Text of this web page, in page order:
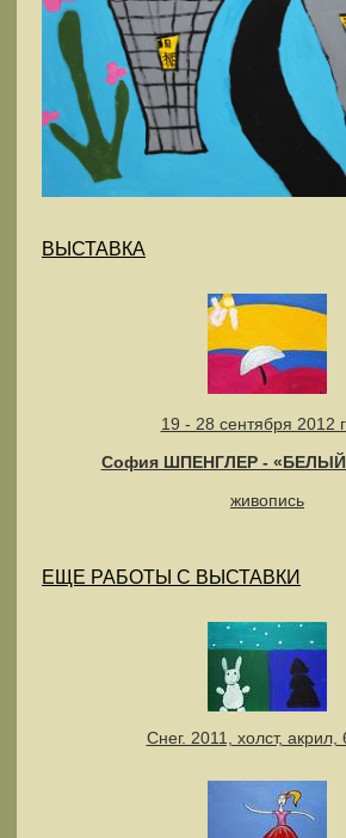
ВЫСТАВКА
19 - 28 сентября 2012
София ШПЕНГЛЕР -
живопись
ЕЩЕ РАБОТЫ С ВЫСТАВКИ
Снег. 2011, холст, акрил,